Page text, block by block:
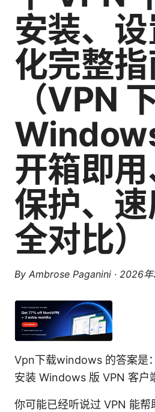
安装、
化完整
（VPN
开箱即
保护、
全对比）
By Ambrose Paganini · 2026年
Vpn下载windows 的答案是
安装 Windows 版 VPN 客户
你可能已经听说过 VPN 能